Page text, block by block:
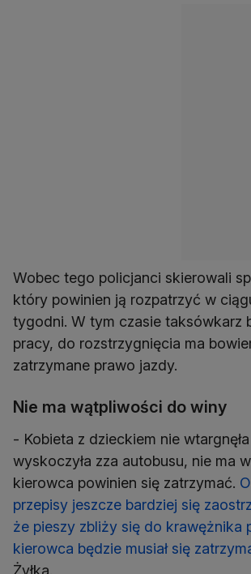
Wobec tego policjanci skierowali
który powinien ją rozpatrzyć w
tygodni. W tym czasie taksówkarz
pracy, do rozstrzygnięcia ma
zatrzymane prawo jazdy.
Nie ma wątpliwości do winy
- Kobieta z dzieckiem nie
wyskoczyła zza autobusu, nie ma
kierowca powinien się zatrzymać.
przepisy jeszcze bardziej się
że pieszy zbliży się do krawężnika
kierowca będzie musiał się
Żyłka.